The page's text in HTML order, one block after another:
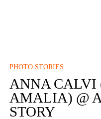
PHOTO STORIES
ANNA CALVI
AMALIA) @
STORY